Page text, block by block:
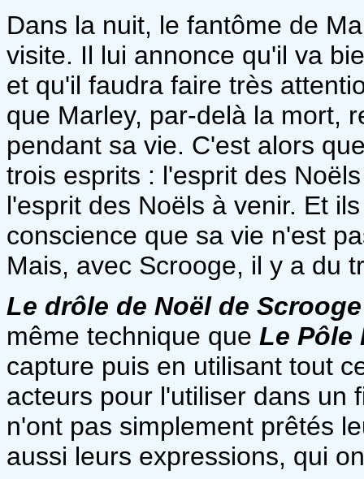
Dans la nuit, le fantôme de
visite. Il lui annonce qu'il va
et qu'il faudra faire très
que Marley, par-delà la mort,
pendant sa vie. C'est alors
trois esprits : l'esprit des
l'esprit des Noëls à venir. Et
conscience que sa vie n'est
Mais, avec Scrooge, il y a du
Le drôle de Noël de Scrooge
même technique que Le Pôle
capture puis en utilisant tout
acteurs pour l'utiliser dans un
n'ont pas simplement prêtés
aussi leurs expressions, qui